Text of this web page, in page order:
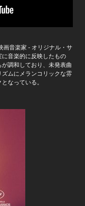
画音楽家 - オリジナル・サ
音楽的に反映したもの
調和しており、未発表曲
ムにメランコリックな雰
なっている。